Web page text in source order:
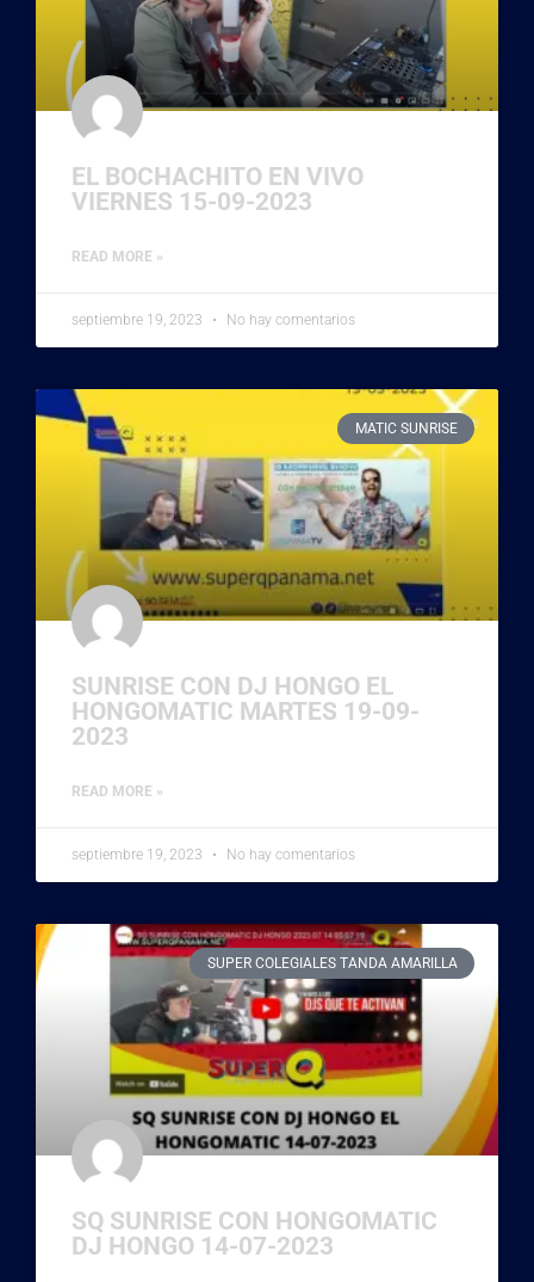
EL BOCHACHITO EN VIVO
VIERNES 15-09-2023
READ MORE »
septiembre 19, 2023 No hay comentarios
MATIC SUNRISE
SUNRISE CON DJ HONGO EL
HONGOMATIC MARTES 19-09-
2023
READ MORE »
septiembre 19, 2023 No hay comentarios
SUPER COLEGIALES TANDA AMARILLA
SQ SUNRISE CON HONGOMATIC
DJ HONGO 14-07-2023